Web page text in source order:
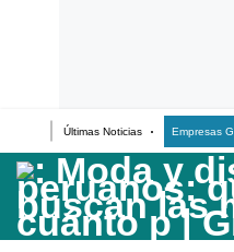
Últimas Noticias Empresas G
Últimas Noticias
Casos de Estudio
Columnistas